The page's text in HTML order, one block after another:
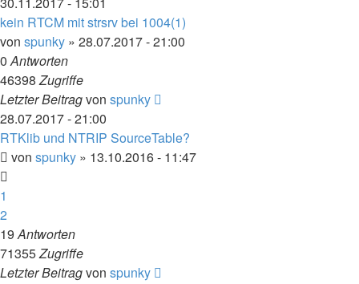
kein RTCM mit strsrv bei 1004(1)
von spunky » 28.07.2017 - 21:00
0Antworten
46398Zugriffe
Letzter Beitragvon spunky
28.07.2017 - 21:00
RTKlib und NTRIP SourceTable?
von spunky » 13.10.2016 - 11:47
1
2
19Antworten
71355Zugriffe
Letzter Beitragvon spunky